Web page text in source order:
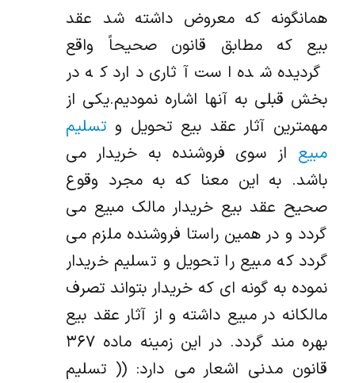
همانگونه که معروض داشته شد عقد
بیع که مطابق قانون صحیحاً واقع
گردیده شده است آثاری دارد که در
بخش قبلی به آنها اشاره نمودیم.یکی از
مهمترین آثار عقد بیع تحویل و تسلیم
مبیع از سوی فروشنده به خریدار می
باشد. به این معنا که به مجرد وقوع
صحیح عقد بیع خریدار مالک مبیع می
گردد و در همین راستا فروشنده ملزم می
گردد که مبیع را تحویل و تسلیم خریدار
نموده به گونه ای که خریدار بتواند تصرف
مالکانه در مبیع داشته و از آثار عقد بیع
بهره مند گردد. در این زمینه ماده ۳۶۷
قانون مدنی اشعار می دارد: (( تسلیم